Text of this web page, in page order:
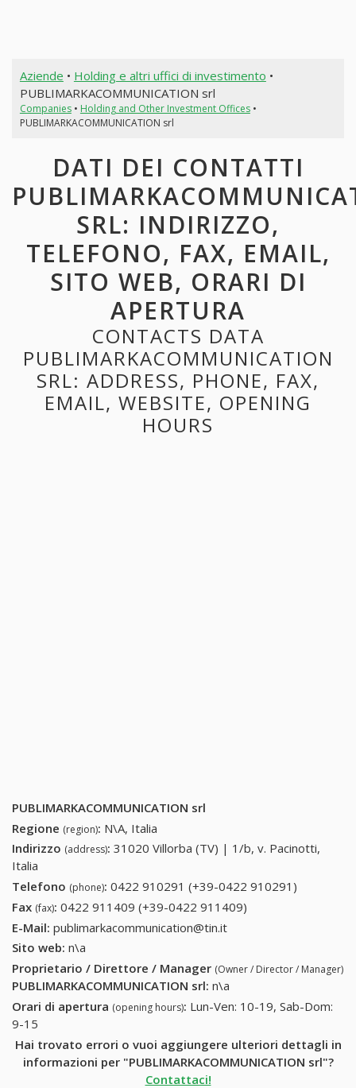
Aziende • Holding e altri uffici di investimento •
PUBLIMARKACOMMUNICATION srl
Companies• Holding and Other Investment Offices•
PUBLIMARKACOMMUNICATION srl
DATI DEI CONTATTI
SRL: INDIRIZZO,
TELEFONO, FAX, EMAIL,
SITO WEB, ORARI DI
APERTURA
CONTACTS DATA
PUBLIMARKACOMMUNICATION
SRL: ADDRESS, PHONE, FAX,
EMAIL, WEBSITE, OPENING
HOURS
PUBLIMARKACOMMUNICATION srl
Regione (region): N\A, Italia
Indirizzo (address): 31020 Villorba (TV) | 1/b, v. Pacinotti,
Italia
Telefono (phone): 0422 910291 (+39-0422 910291)
Fax (fax): 0422 911409 (+39-0422 911409)
E-Mail: publimarkacommunication@tin.it
Sito web: n\a
Proprietario / Direttore / Manager (Owner / Director / Manager)
PUBLIMARKACOMMUNICATION srl: n\a
Orari di apertura (opening hours): Lun-Ven: 10-19, Sab-Dom:
9-15
Hai trovato errori o vuoi aggiungere ulteriori dettagli in
informazioni per "PUBLIMARKACOMMUNICATION srl"?
Contattaci!